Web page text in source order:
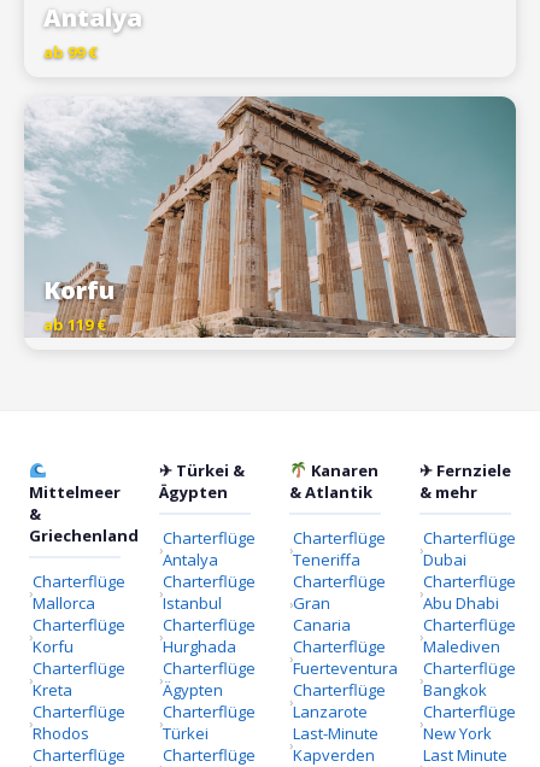
Antalya
ab 99 €
Korfu
ab 119 €
Mittelmeer
&
Griechenland
Charterflüge
Mallorca
Charterflüge
Korfu
Charterflüge
Kreta
Charterflüge
Rhodos
Charterflüge
✈ Türkei &
Ägypten
Charterflüge
Antalya
Charterflüge
Istanbul
Charterflüge
Hurghada
Charterflüge
Ägypten
Charterflüge
Türkei
Charterflüge
Kanaren
& Atlantik
Charterflüge
Teneriffa
Charterflüge
Gran
Canaria
Charterflüge
Fuerteventura
Charterflüge
Lanzarote
Last-Minute
Kapverden
✈ Fernziele
& mehr
Charterflüge
Dubai
Charterflüge
Abu Dhabi
Charterflüge
Malediven
Charterflüge
Bangkok
Charterflüge
New York
Last Minute